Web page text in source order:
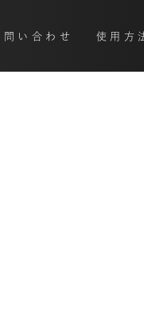
問い合わせ 使用方